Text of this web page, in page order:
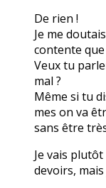
De rien !
Je me
contente
Veux tu
mal ?
Même si tu
mes on va
sans être
Je vais
devoirs,